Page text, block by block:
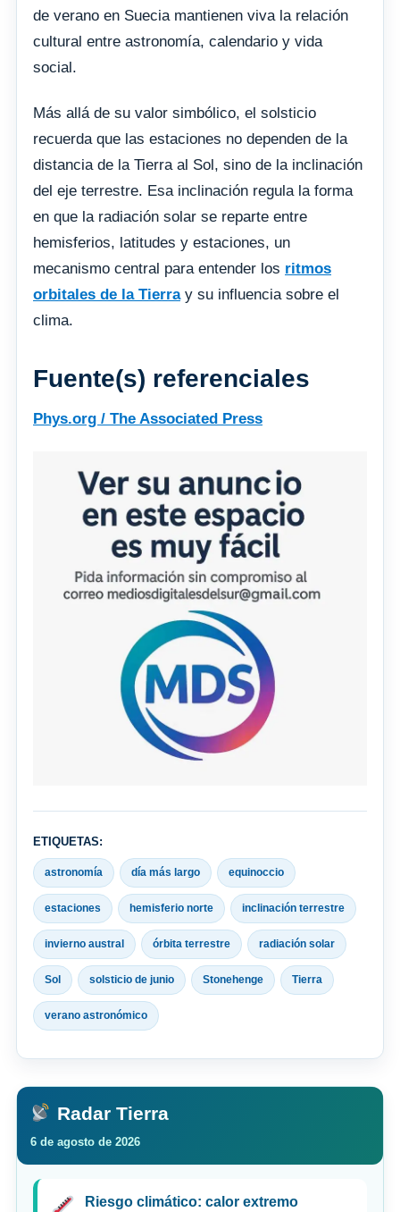
de verano en Suecia mantienen viva la relación
cultural entre astronomía, calendario y vida
social.
Más allá de su valor simbólico, el solsticio
recuerda que las estaciones no dependen de la
distancia de la Tierra al Sol, sino de la inclinación
del eje terrestre. Esa inclinación regula la forma
en que la radiación solar se reparte entre
hemisferios, latitudes y estaciones, un
mecanismo central para entender los ritmos
orbitales de la Tierray su influencia sobre el
clima.
Fuente(s) referenciales
Phys.org / The Associated Press
ETIQUETAS:
astronomía día más largo equinoccio
estaciones hemisferio norte inclinación terrestre
invierno austral órbita terrestre radiación solar
Sol solsticio de junio Stonehenge Tierra
verano astronómico
Radar Tierra
6 de agosto de 2026
Riesgo climático: calor extremo